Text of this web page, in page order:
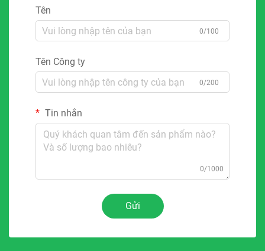
Tên
0/100
Tên Công ty
0/200
Tin nhắn
0/1000
Gửi